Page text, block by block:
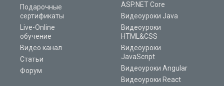
Подарочные
сертификаты
Live-Online
обучение
Видео канал
Статьи
Форум
ASP.NET Core
Видеоуроки Java
Видеоуроки
HTML&CSS
Видеоуроки
JavaScript
Видеоуроки Angular
Видеоуроки React